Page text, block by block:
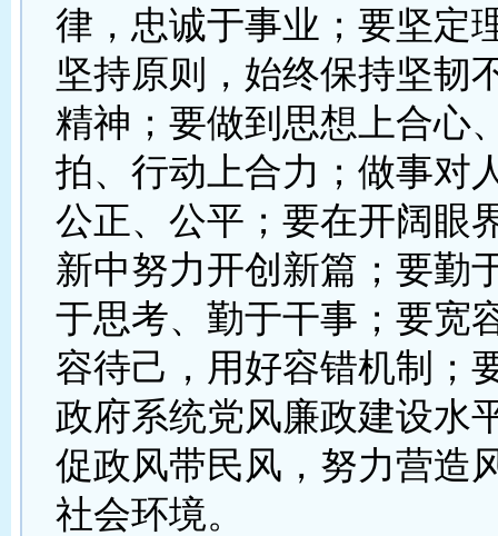
律，忠诚于事业；要坚定
坚持原则，始终保持坚韧
精神；要做到思想上合心
拍、行动上合力；做事对
公正、公平；要在开阔眼
新中努力开创新篇；要勤
于思考、勤于干事；要宽
容待己，用好容错机制；
政府系统党风廉政建设水
促政风带民风，努力营造
社会环境。